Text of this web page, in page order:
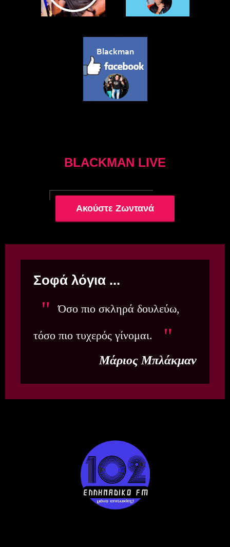
BLACKMAN LIVE
Ακούστε Ζωντανά
Σοφά λόγια ...
Όσο πιο σκληρά δουλεύω,
τόσο πιο τυχερός γίνομαι.
Μάριος Μπλάκμαν